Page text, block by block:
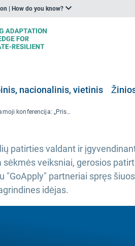
| How do you know?
nacionalinis, vietinis
GoApply baigiamoji konferencija: „Prisitaikymo prie klimato kaitos ateities formavimas Alpių šalyse“
patirties valdant ir
sėkmės veiksniai, gerosios
"GoApply" partneriai spręs
idėjas.